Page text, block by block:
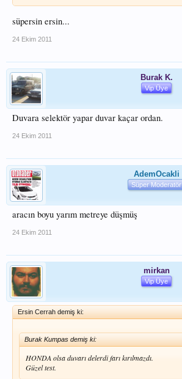
süpersin ersin...
24 Ekim 2011
Burak K.
Vip Üye
Duvara selektör yapar duvar kaçar ordan.
24 Ekim 2011
AdemOcakli
Süper Moderatör
aracın boyu yarım metreye düşmüş
24 Ekim 2011
mirkan
Vip Üye
Ersin Cerrah demiş ki:
Burak Kumpas demiş ki:
HONDA olsa duvarı delerdi farı kırılmazdı.
Güzel test.